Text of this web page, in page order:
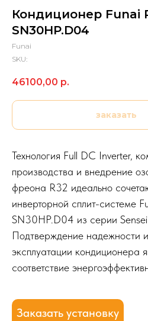
Кондиционер Funai
SN30HP.D04
Funai
SKU:
46100,00 р.
заказать
Технология Full DC Inverter,
производства и внедрение
фреона R32 идеально
инверторной сплит-системе
SN30HP.D04 из серии
Подтверждение надежности
эксплуатации кондиционера
соответствие
Заказать установку